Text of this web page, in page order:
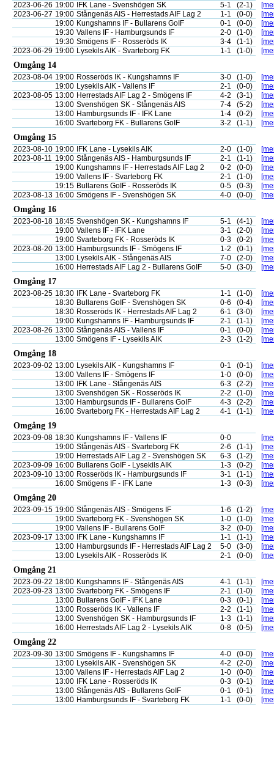
2023-06-26 19:00 IFK Lane - Svenshögen SK 5-1 (2-1)
2023-06-27 19:00 Stångenäs AIS - Herrestads AIF Lag 2 1-1 (0-0)
19:00 Kungshamns IF - Bullarens GoIF 0-1 (0-0)
19:30 Vallens IF - Hamburgsunds IF 2-0 (1-0)
19:30 Smögens IF - Rosseröds IK 3-4 (1-1)
2023-06-29 19:00 Lysekils AIK - Svarteborg FK 1-1 (1-0)
Omgång 14
2023-08-04 19:00 Rosseröds IK - Kungshamns IF 3-0 (1-0)
19:00 Lysekils AIK - Vallens IF 2-1 (0-0)
2023-08-05 13:00 Herrestads AIF Lag 2 - Smögens IF 4-2 (3-1)
13:00 Svenshögen SK - Stångenäs AIS 7-4 (5-2)
13:00 Hamburgsunds IF - IFK Lane 1-4 (0-2)
16:00 Svarteborg FK - Bullarens GoIF 3-2 (1-1)
Omgång 15
2023-08-10 19:00 IFK Lane - Lysekils AIK 2-0 (1-0)
2023-08-11 19:00 Stångenäs AIS - Hamburgsunds IF 2-1 (1-1)
19:00 Kungshamns IF - Herrestads AIF Lag 2 0-2 (0-0)
19:00 Vallens IF - Svarteborg FK 2-1 (1-0)
19:15 Bullarens GoIF - Rosseröds IK 0-5 (0-3)
2023-08-13 16:00 Smögens IF - Svenshögen SK 4-0 (0-0)
Omgång 16
2023-08-18 18:45 Svenshögen SK - Kungshamns IF 5-1 (4-1)
19:00 Vallens IF - IFK Lane 3-1 (2-0)
19:00 Svarteborg FK - Rosseröds IK 0-3 (0-2)
2023-08-20 13:00 Hamburgsunds IF - Smögens IF 1-2 (0-1)
13:00 Lysekils AIK - Stångenäs AIS 7-0 (2-0)
16:00 Herrestads AIF Lag 2 - Bullarens GoIF 5-0 (3-0)
Omgång 17
2023-08-25 18:30 IFK Lane - Svarteborg FK 1-1 (1-0)
18:30 Bullarens GoIF - Svenshögen SK 0-6 (0-4)
18:30 Rosseröds IK - Herrestads AIF Lag 2 6-1 (3-0)
19:00 Kungshamns IF - Hamburgsunds IF 2-1 (1-1)
2023-08-26 13:00 Stångenäs AIS - Vallens IF 0-1 (0-0)
13:00 Smögens IF - Lysekils AIK 2-3 (1-2)
Omgång 18
2023-09-02 13:00 Lysekils AIK - Kungshamns IF 0-1 (0-1)
13:00 Vallens IF - Smögens IF 1-0 (0-0)
13:00
IFK Lane - Stångenäs AIS 6-3 (2-2)
13:00 Svenshögen SK - Rosseröds IK 2-2 (1-0)
13:00 Hamburgsunds IF - Bullarens GoIF 4-3 (2-2)
16:00 Svarteborg FK - Herrestads AIF Lag 2 4-1 (1-1)
Omgång 19
2023-09-08 18:30 Kungshamns IF - Vallens IF 0-0
19:00 Stångenäs AIS - Svarteborg FK 2-6 (1-1)
19:00 Herrestads AIF Lag 2 - Svenshögen SK 6-3 (1-2)
2023-09-09 16:00 Bullarens GoIF - Lysekils AIK 1-3 (0-2)
2023-09-10 13:00 Rosseröds IK - Hamburgsunds IF 3-1 (1-1)
16:00 Smögens IF - IFK Lane 1-3 (0-3)
Omgång 20
2023-09-15 19:00 Stångenäs AIS - Smögens IF 1-6 (1-2)
19:00 Svarteborg FK - Svenshögen SK 1-0 (1-0)
19:00 Vallens IF - Bullarens GoIF 3-2 (0-0)
2023-09-17 13:00 IFK Lane - Kungshamns IF 1-1 (1-1)
13:00 Hamburgsunds IF - Herrestads AIF Lag 2 5-0 (3-0)
13:00 Lysekils AIK - Rosseröds IK 2-1 (0-0)
Omgång 21
2023-09-22 18:00 Kungshamns IF - Stångenäs AIS 4-1 (1-1)
2023-09-23 13:00 Svarteborg FK - Smögens IF 2-1 (1-0)
13:00 Bullarens GoIF - IFK Lane 0-3 (0-1)
13:00 Rosseröds IK - Vallens IF 2-2 (1-1)
13:00 Svenshögen SK - Hamburgsunds IF 1-3 (1-1)
16:00 Herrestads AIF Lag 2 - Lysekils AIK 0-8 (0-5)
Omgång 22
2023-09-30 13:00 Smögens IF - Kungshamns IF 4-0 (0-0)
13:00 Lysekils AIK - Svenshögen SK 4-2 (2-0)
13:00 Vallens IF - Herrestads AIF Lag 2 1-0 (0-0)
13:00
IFK Lane - Rosseröds IK 0-3 (0-1)
13:00 Stångenäs AIS - Bullarens GoIF 0-1 (0-1)
13:00 Hamburgsunds IF - Svarteborg FK 1-1 (0-0)